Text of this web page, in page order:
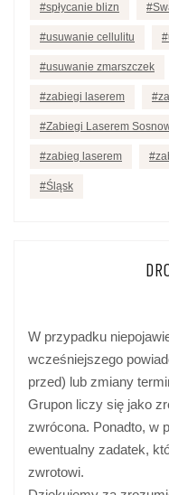
spłycanie blizn
usuwanie cellulitu
usuwanie zmarszczek
zabiegi laserem
Zabiegi Laserem
zabieg laserem
Śląsk
W przypadku
wcześniejszego
przed) lub zmiany
Grupon liczy się jako
zwrócona. Ponadto, w
ewentualny zadatek,
zwrotowi.